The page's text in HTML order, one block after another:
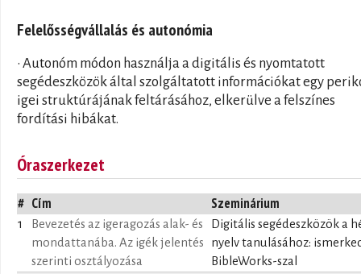
Felelősségvállalás és autonómia
• Autonóm módon használja a digitális és nyomtatott
segédeszközök által szolgáltatott információkat egy
igei struktúrájának feltárásához, elkerülve a felszínes
fordítási hibákat.
Óraszerkezet
# Cím Szeminárium
1
Bevezetés az igeragozás alak- és
mondattanába. Az igék jelentés
szerinti osztályozása
Digitális segédeszközök a
nyelv tanulásához:
BibleWorks-szal